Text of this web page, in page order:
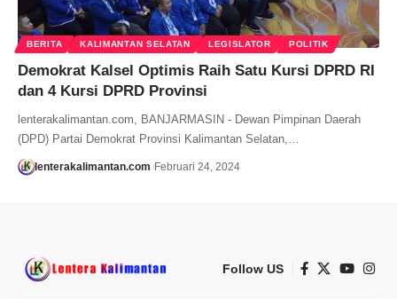
BERITA KALIMANTAN SELATAN LEGISLATOR POLITIK
Demokrat Kalsel Optimis Raih Satu Kursi DPRD RI
dan 4 Kursi DPRD Provinsi
lenterakalimantan.com, BANJARMASIN - Dewan Pimpinan Daerah
(DPD) Partai Demokrat Provinsi Kalimantan Selatan,…
lenterakalimantan.com Februari 24, 2024
Follow US